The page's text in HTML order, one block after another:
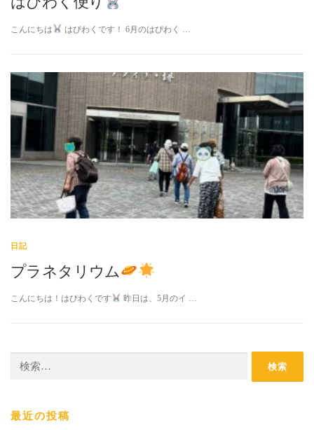
こんにちは はぴわくです！ 6月のはぴわく …
日記
プラネタリウム
こんにちは！はぴわくです 昨日は、5月のイ …
索:
最近の投稿